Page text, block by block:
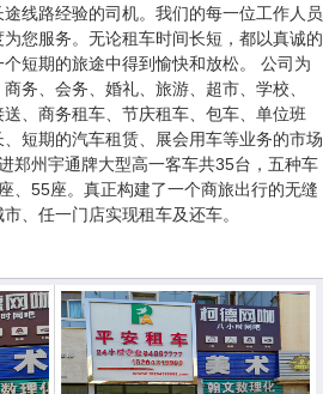
线路经验的司机。我们的每一位工作人员
您服务。无论租车时间长短，都以真诚的
短期的旅途中得到愉快和放松。 公司为
务、会务、婚礼、旅游、超市、学校、
、商务租车、节庆租车、包车、单位班
短期的汽车租赁、展会用车等业务的市场
郑州宇通牌大型高一客车共35台，五种车
、55座。真正构建了一个商旅出行的无缝
、任一门店实现租车及还车。